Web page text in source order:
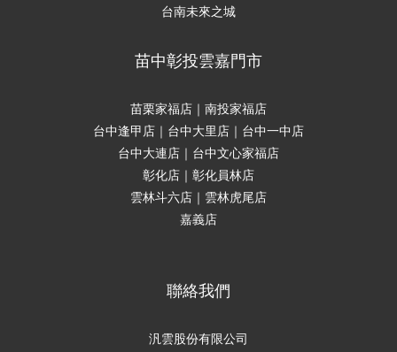
台南未來之城
苗中彰投雲嘉門市
苗栗家福店｜南投家福店
台中逢甲店｜台中大里店｜台中一中店
台中大連店｜台中文心家福店
彰化店｜彰化員林店
雲林斗六店｜雲林虎尾店
嘉義店
聯絡我們
汎雲股份有限公司